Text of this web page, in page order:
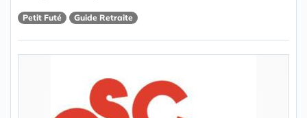
Petit Futé Guide Retraite